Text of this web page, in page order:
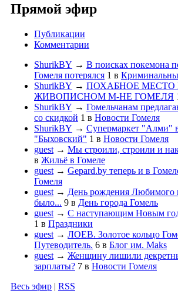
Прямой эфир
Публикации
Комментарии
ShurikBY → В поисках покемона
Гомеля потерялся 1 в
ShurikBY → ПОХАБНОЕ МЕСТО
ЖИВОПИСНОМ М-НЕ ГОМЕЛЯ
ShurikBY → Гомельчанам
со скидкой 1 в Новости Гомеля
ShurikBY → Супермаркет "Алми"
"Быховский" 1 в Новости Гомеля
guest → Мы строили, строили и
в Жильё в Гомеле
guest → Gepard.by теперь и в
Гомеля
guest → День рождения Любимого
было... 9 в День города Гомель
guest → С наступающим Новым
1 в Праздники
guest → ЛОЕВ. Золотое кольцо
Путеводитель. 6 в Блог им. Maks
guest → Женщину лишили
зарплаты? 7 в Новости Гомеля
Весь эфир | RSS